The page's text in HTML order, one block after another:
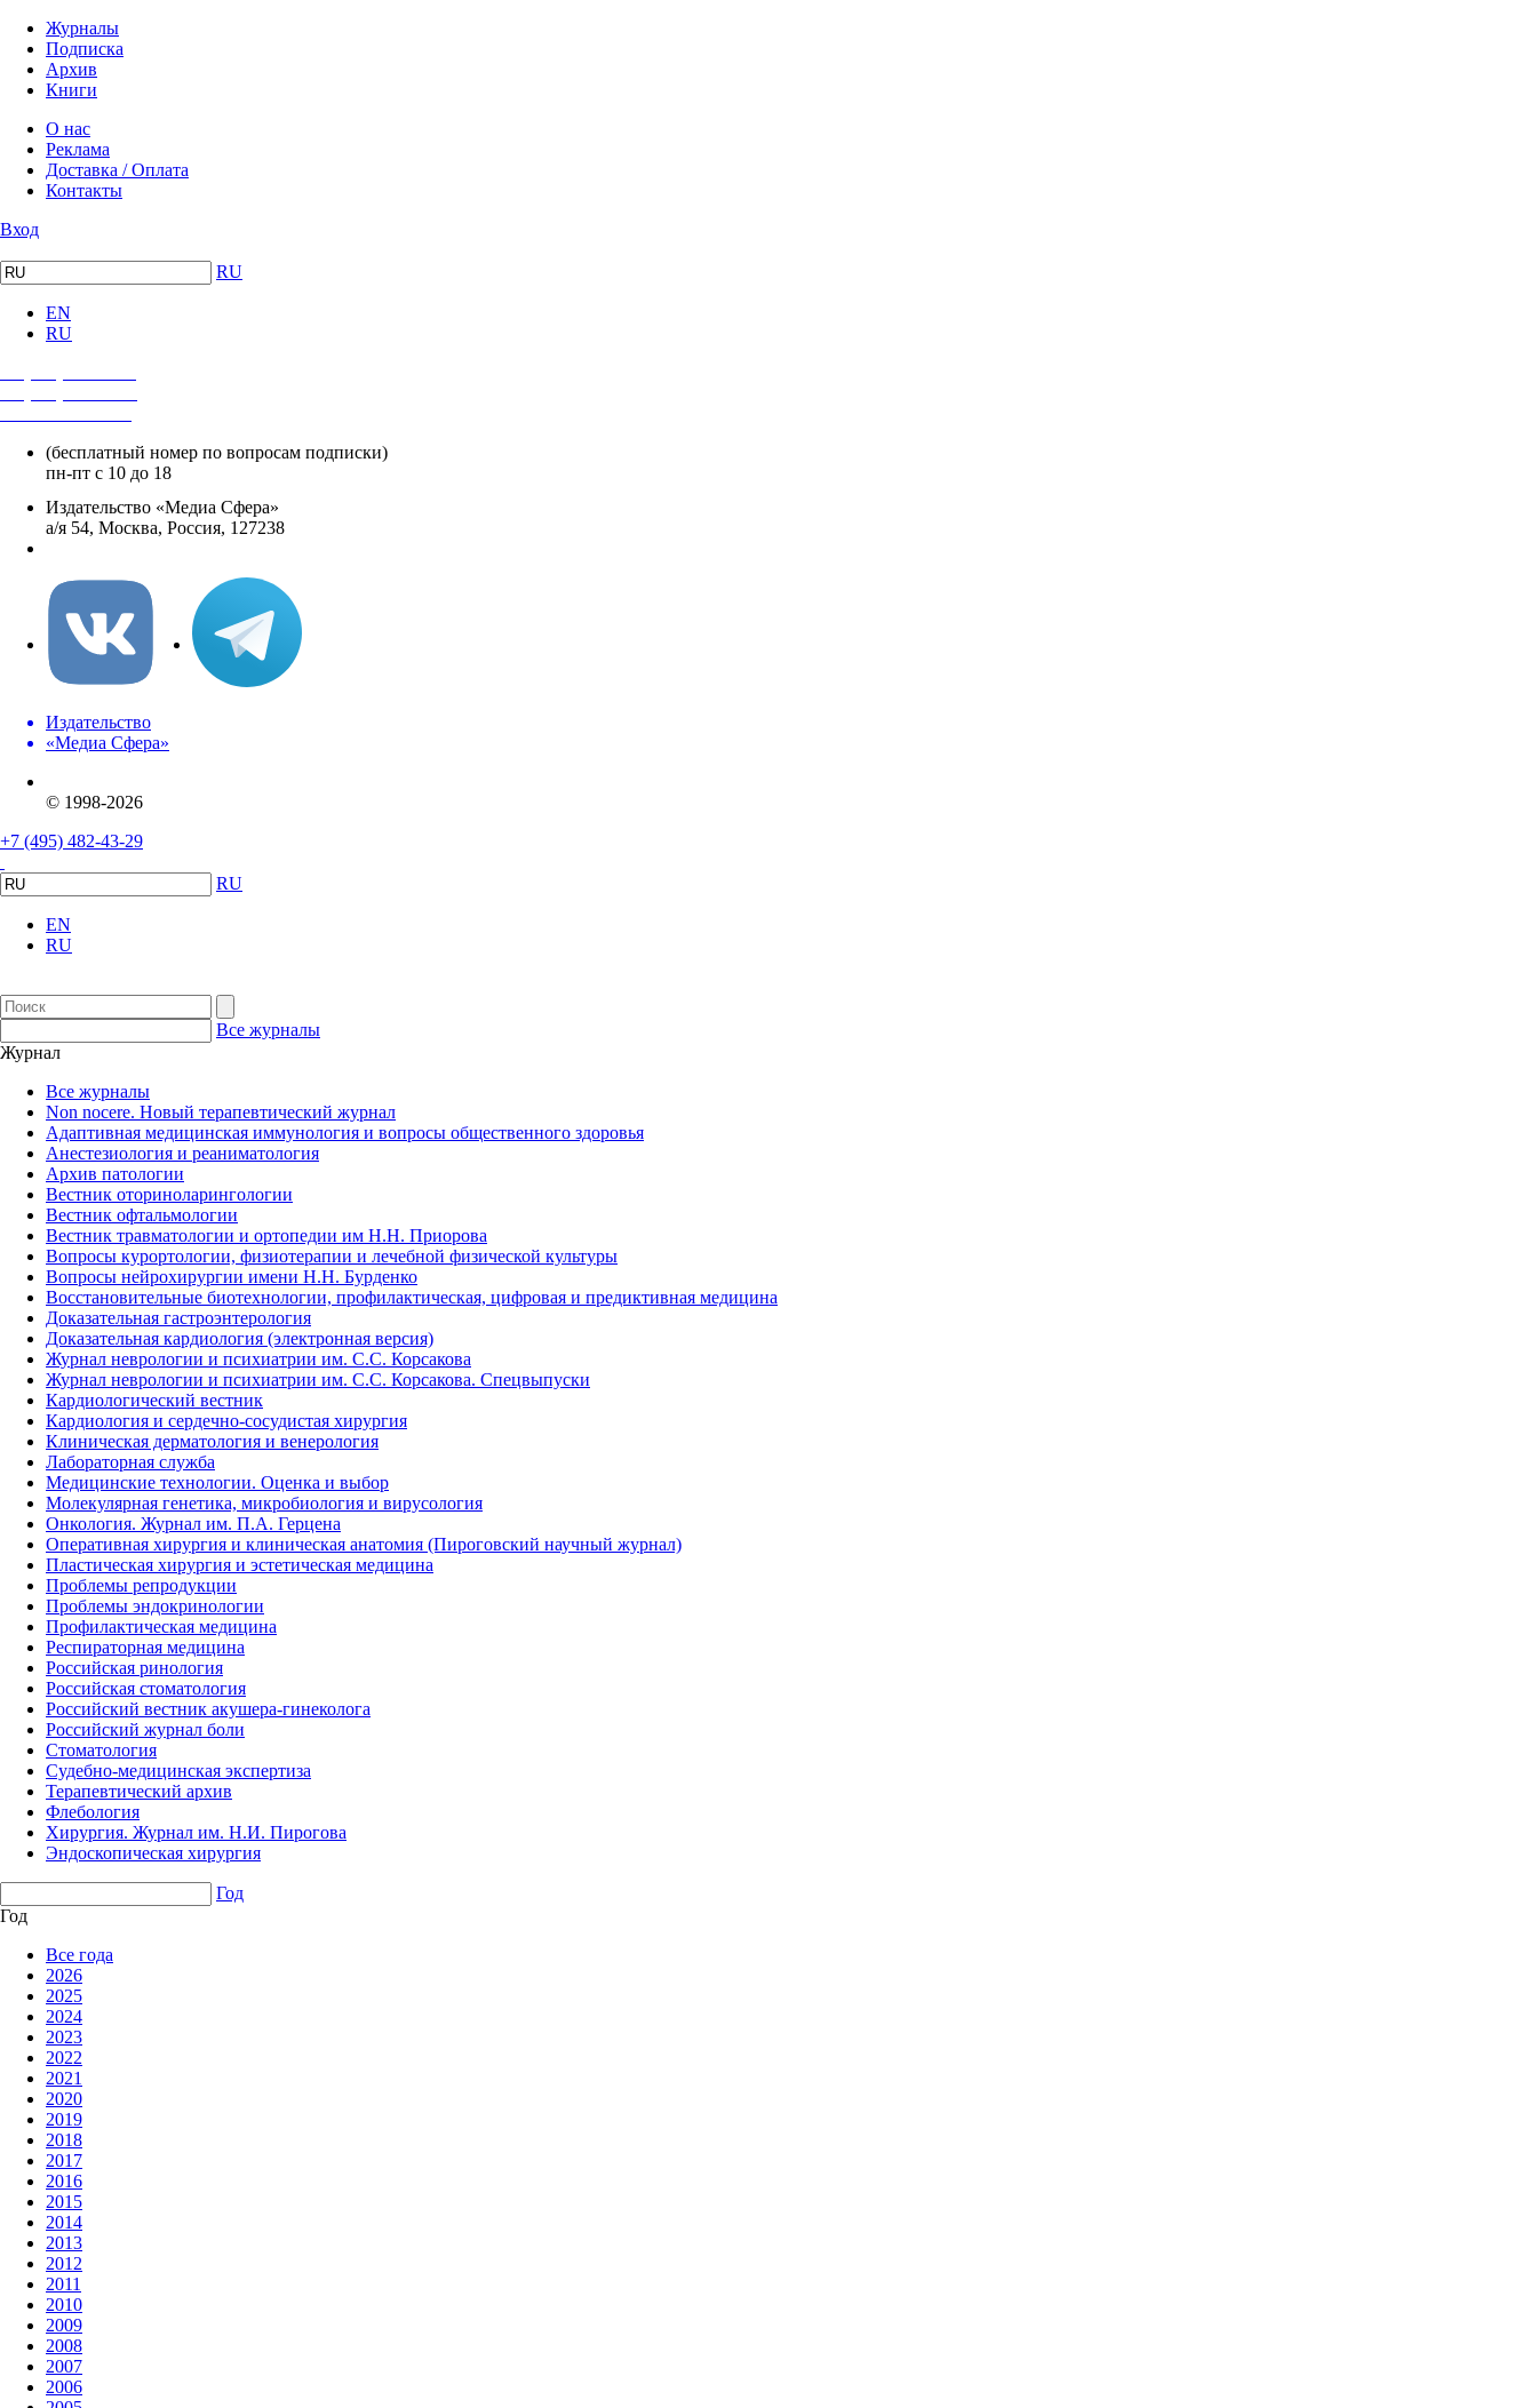
Журналы
Подписка
Архив
Книги
О нас
Реклама
Доставка / Оплата
Контакты
Вход
RU
EN
RU
(бесплатный номер по вопросам подписки)
пн-пт с 10 до 18
Издательство «Медиа Сфера»
а/я 54, Москва, Россия, 127238
Издательство
«Медиа Сфера»
© 1998-2026
+7 (495) 482-43-29
RU
EN
RU
Все журналы
Журнал
Все журналы
Non nocere. Новый терапевтический журнал
Адаптивная медицинская иммунология и вопросы общественного здоровья
Анестезиология и реаниматология
Архив патологии
Вестник оториноларингологии
Вестник офтальмологии
Вестник травматологии и ортопедии им Н.Н. Приорова
Вопросы курортологии, физиотерапии и лечебной физической культуры
Вопросы нейрохирургии имени Н.Н. Бурденко
Восстановительные биотехнологии, профилактическая, цифровая и предиктивная медицина
Доказательная гастроэнтерология
Доказательная кардиология (электронная версия)
Журнал неврологии и психиатрии им. С.С. Корсакова
Журнал неврологии и психиатрии им. С.С. Корсакова. Спецвыпуски
Кардиологический вестник
Кардиология и сердечно-сосудистая хирургия
Клиническая дерматология и венерология
Лабораторная служба
Медицинские технологии. Оценка и выбор
Молекулярная генетика, микробиология и вирусология
Онкология. Журнал им. П.А. Герцена
Оперативная хирургия и клиническая анатомия (Пироговский научный журнал)
Пластическая хирургия и эстетическая медицина
Проблемы репродукции
Проблемы эндокринологии
Профилактическая медицина
Респираторная медицина
Российская ринология
Российская стоматология
Российский вестник акушера-гинеколога
Российский журнал боли
Стоматология
Судебно-медицинская экспертиза
Терапевтический архив
Флебология
Хирургия. Журнал им. Н.И. Пирогова
Эндоскопическая хирургия
Год
Год
Все года
2026
2025
2024
2023
2022
2021
2020
2019
2018
2017
2016
2015
2014
2013
2012
2011
2010
2009
2008
2007
2006